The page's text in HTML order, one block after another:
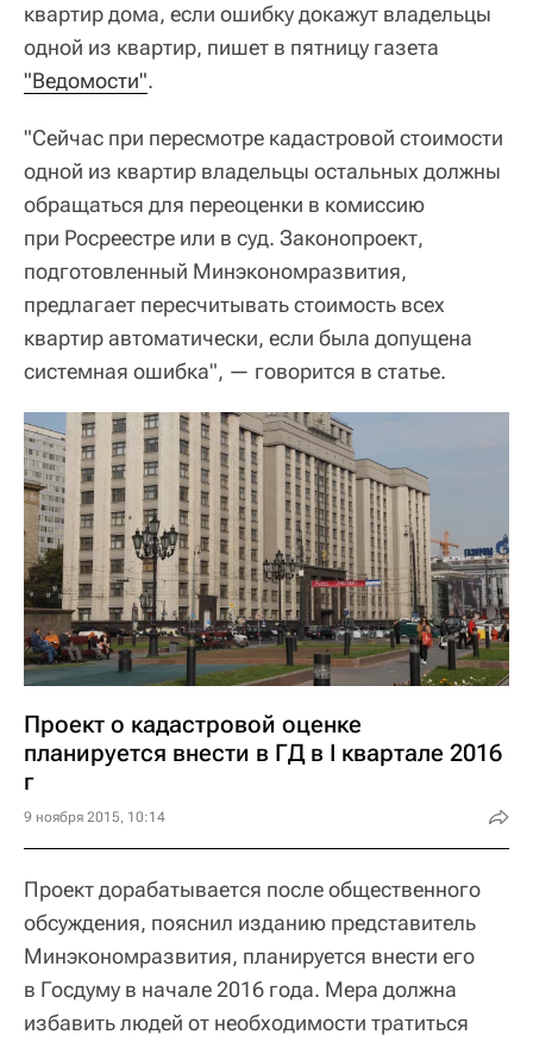
квартир дома, если ошибку докажут владельцы
одной из квартир, пишет в пятницу газета
"Ведомости".
"Сейчас при пересмотре кадастровой стоимости
одной из квартир владельцы остальных должны
обращаться для переоценки в комиссию
при Росреестре или в суд. Законопроект,
подготовленный Минэкономразвития,
предлагает пересчитывать стоимость всех
квартир автоматически, если была допущена
системная ошибка", — говорится в статье.
Проект о кадастровой оценке
планируется внести в ГД в I квартале 2016
г
9 ноября 2015, 10:14
Проект дорабатывается после общественного
обсуждения, пояснил изданию представитель
Минэкономразвития, планируется внести его
в Госдуму в начале 2016 года. Мера должна
избавить людей от необходимости тратиться